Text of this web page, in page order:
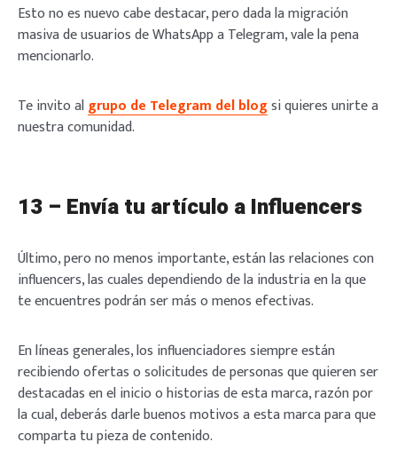
Esto no es nuevo cabe destacar, pero dada la migración
masiva de usuarios de WhatsApp a Telegram, vale la pena
mencionarlo.
Te invito algrupo de Telegram del blogsi quieres unirte a
nuestra comunidad.
13 – Envía tu artículo a Influencers
Último, pero no menos importante, están las relaciones con
influencers, las cuales dependiendo de la industria en la que
te encuentres podrán ser más o menos efectivas.
En líneas generales, los influenciadores siempre están
recibiendo ofertas o solicitudes de personas que quieren ser
destacadas en el inicio o historias de esta marca, razón por
la cual, deberás darle buenos motivos a esta marca para que
comparta tu pieza de contenido.